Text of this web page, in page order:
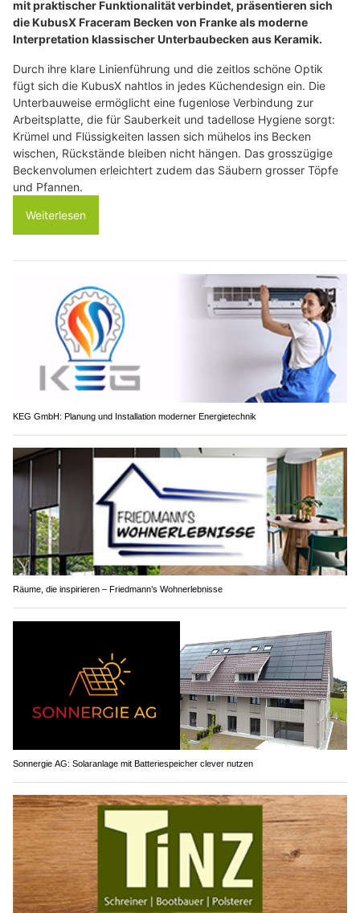
mit praktischer Funktionalität verbindet, präsentieren sich
die KubusX Fraceram Becken von Franke als moderne
Interpretation klassischer Unterbaubecken aus Keramik.
Durch ihre klare Linienführung und die zeitlos schöne Optik
fügt sich die KubusX nahtlos in jedes Küchendesign ein. Die
Unterbauweise ermöglicht eine fugenlose Verbindung zur
Arbeitsplatte, die für Sauberkeit und tadellose Hygiene sorgt:
Krümel und Flüssigkeiten lassen sich mühelos ins Becken
wischen, Rückstände bleiben nicht hängen. Das grosszügige
Beckenvolumen erleichtert zudem das Säubern grosser Töpfe
und Pfannen.
Weiterlesen
KEG GmbH: Planung und Installation moderner Energietechnik
Räume, die inspirieren – Friedmann’s Wohnerlebnisse
Sonnergie AG: Solaranlage mit Batteriespeicher clever nutzen